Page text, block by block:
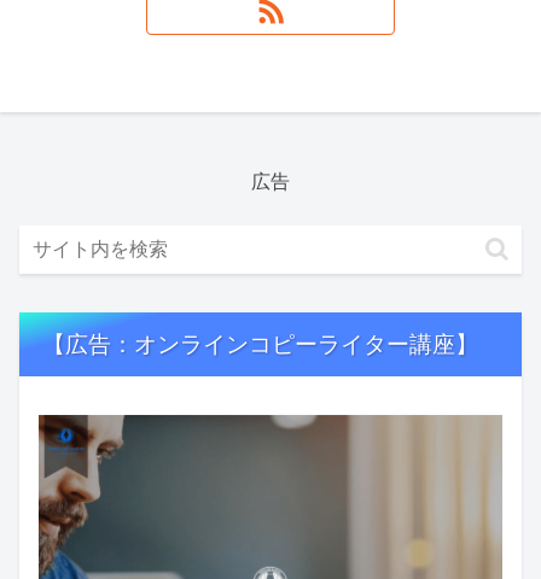
広告
【広告：オンラインコピーライター講座】